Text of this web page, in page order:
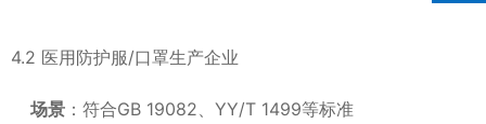
4.2 医用防护服/口罩生产企业
场景 ：符合GB 19082、YY/T 1499等标准